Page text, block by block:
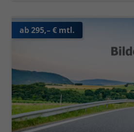
ab 295,– € mtl.